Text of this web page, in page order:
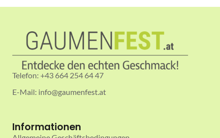
Telefon: +43 664 254 64 47
E-Mail: info@gaumenfest.at
Informationen